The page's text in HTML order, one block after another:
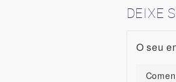
DEIXE
O seu